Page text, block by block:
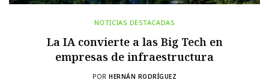
NOTICIAS DESTACADAS
La IA convierte a las Big Tech en
empresas de infraestructura
POR HERNÁN RODRÍGUEZ